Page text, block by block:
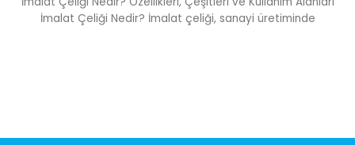
İmalat Çeliği Nedir? İmalat çeliği, sanayi üretiminde